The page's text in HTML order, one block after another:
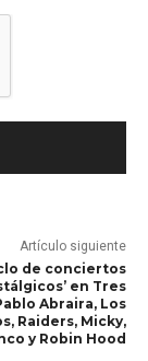
Artículo siguiente
de conciertos
en Tres
Abraira, Los
Raiders, Micky,
y Robin Hood